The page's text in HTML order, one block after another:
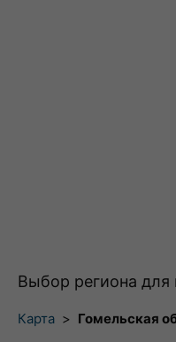
Выбор региона для
Карта > Гомельская